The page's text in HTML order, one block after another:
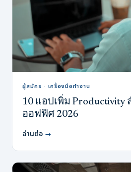
ผู้สมัคร · เครื่องมือทำงาน
10 แอปเพิ่ม Productivity
ออฟฟิศ 2026
อ่านต่อ →